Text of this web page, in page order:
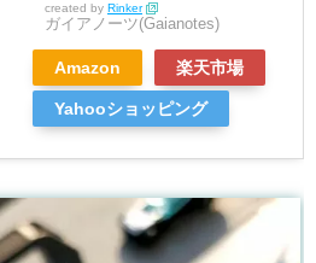
created by Rinker
ガイアノーツ(Gaianotes)
Amazon 楽天市場
Yahooショッピング